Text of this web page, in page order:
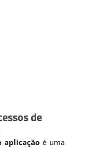
de
aplicaçãoé uma